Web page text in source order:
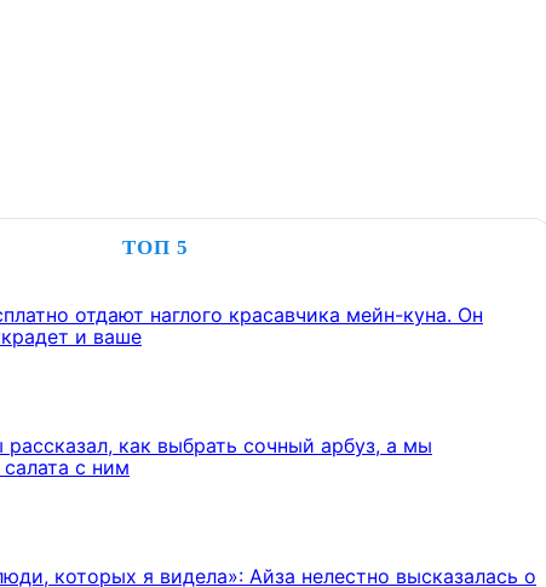
ТОП 5
отдают наглого красавчика мейн-куна. Он
и ваше
как выбрать сочный арбуз, а мы
с ним
которых я видела»: Айза нелестно высказалась о